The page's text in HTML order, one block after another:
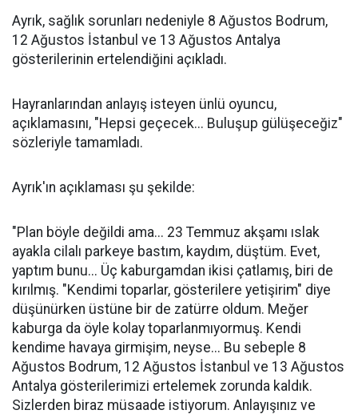
Ayrık, sağlık sorunları nedeniyle 8 Ağustos Bodrum,
12 Ağustos İstanbul ve 13 Ağustos Antalya
gösterilerinin ertelendiğini açıkladı.
Hayranlarından anlayış isteyen ünlü oyuncu,
açıklamasını, "Hepsi geçecek... Buluşup gülüşeceğiz"
sözleriyle tamamladı.
Ayrık'ın açıklaması şu şekilde:
"Plan böyle değildi ama... 23 Temmuz akşamı ıslak
ayakla cilalı parkeye bastım, kaydım, düştüm. Evet,
yaptım bunu... Üç kaburgamdan ikisi çatlamış, biri de
kırılmış. "Kendimi toparlar, gösterilere yetişirim" diye
düşünürken üstüne bir de zatürre oldum. Meğer
kaburga da öyle kolay toparlanmıyormuş. Kendi
kendime havaya girmişim, neyse... Bu sebeple 8
Ağustos Bodrum, 12 Ağustos İstanbul ve 13 Ağustos
Antalya gösterilerimizi ertelemek zorunda kaldık.
Sizlerden biraz müsaade istiyorum. Anlayışınız ve